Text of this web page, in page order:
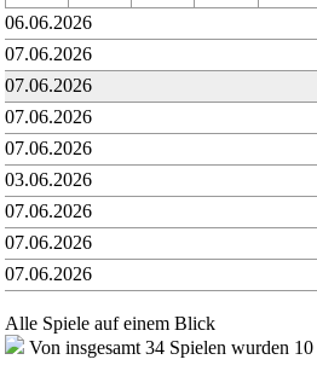
06.06.2026
07.06.2026
07.06.2026
07.06.2026
07.06.2026
03.06.2026
07.06.2026
07.06.2026
07.06.2026
Alle Spiele auf einem Blick
Von insgesamt 34 Spielen wurden